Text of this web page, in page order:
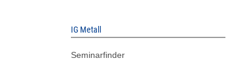
IG Metall
Seminarfinder